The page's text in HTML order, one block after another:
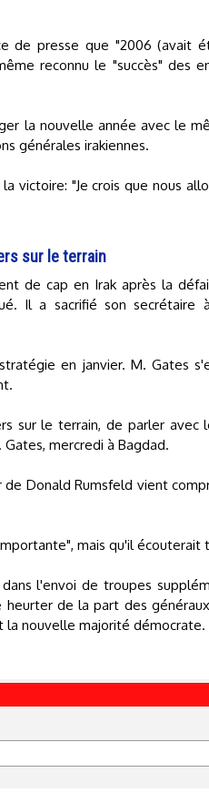
de presse que "2006 (avait
reconnu le "succès" des
la nouvelle année avec le
générales irakiennes.
victoire: "Je crois que nous
sur le terrain
de cap en Irak après la
Il a sacrifié son secrétaire
en janvier. M. Gates
sur le terrain, de parler avec
mercredi à Bagdad.
de Donald Rumsfeld vient
mais qu'il
l'envoi de troupes
de la part des
la nouvelle majorité démocrate.